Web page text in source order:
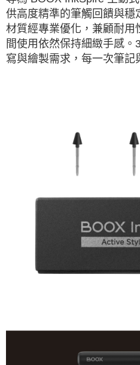
供高度精準的筆觸回饋與穩
材質經專業優化，兼顧耐用
間使用依然保持細緻手感
寫與繪製需求，每一次筆記